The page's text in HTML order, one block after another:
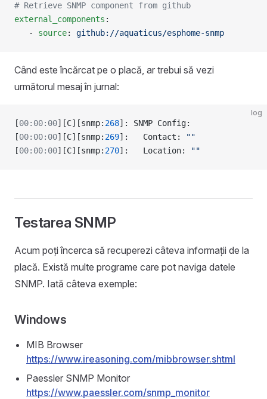
# Retrieve SNMP component from github
external_components :
   -
source: github://aquaticus/esphome-snmp
Când este încărcat pe o placă, ar trebui să vezi
următorul mesaj în jurnal:
log
[00:00:00][C][snmp: 268]: SNMP Config:
[00:00:00][C][snmp: 269]:   Contact:
""
[00:00:00][C][snmp: 270]:   Location: ""
Testarea SNMP
Acum poți încerca să recuperezi câteva informații de la
placă. Există multe programe care pot naviga datele
SNMP. Iată câteva exemple:
Windows
MIB Browser
https://www.ireasoning.com/mibbrowser.shtml
Paessler SNMP Monitor
https://www.paessler.com/snmp_monitor